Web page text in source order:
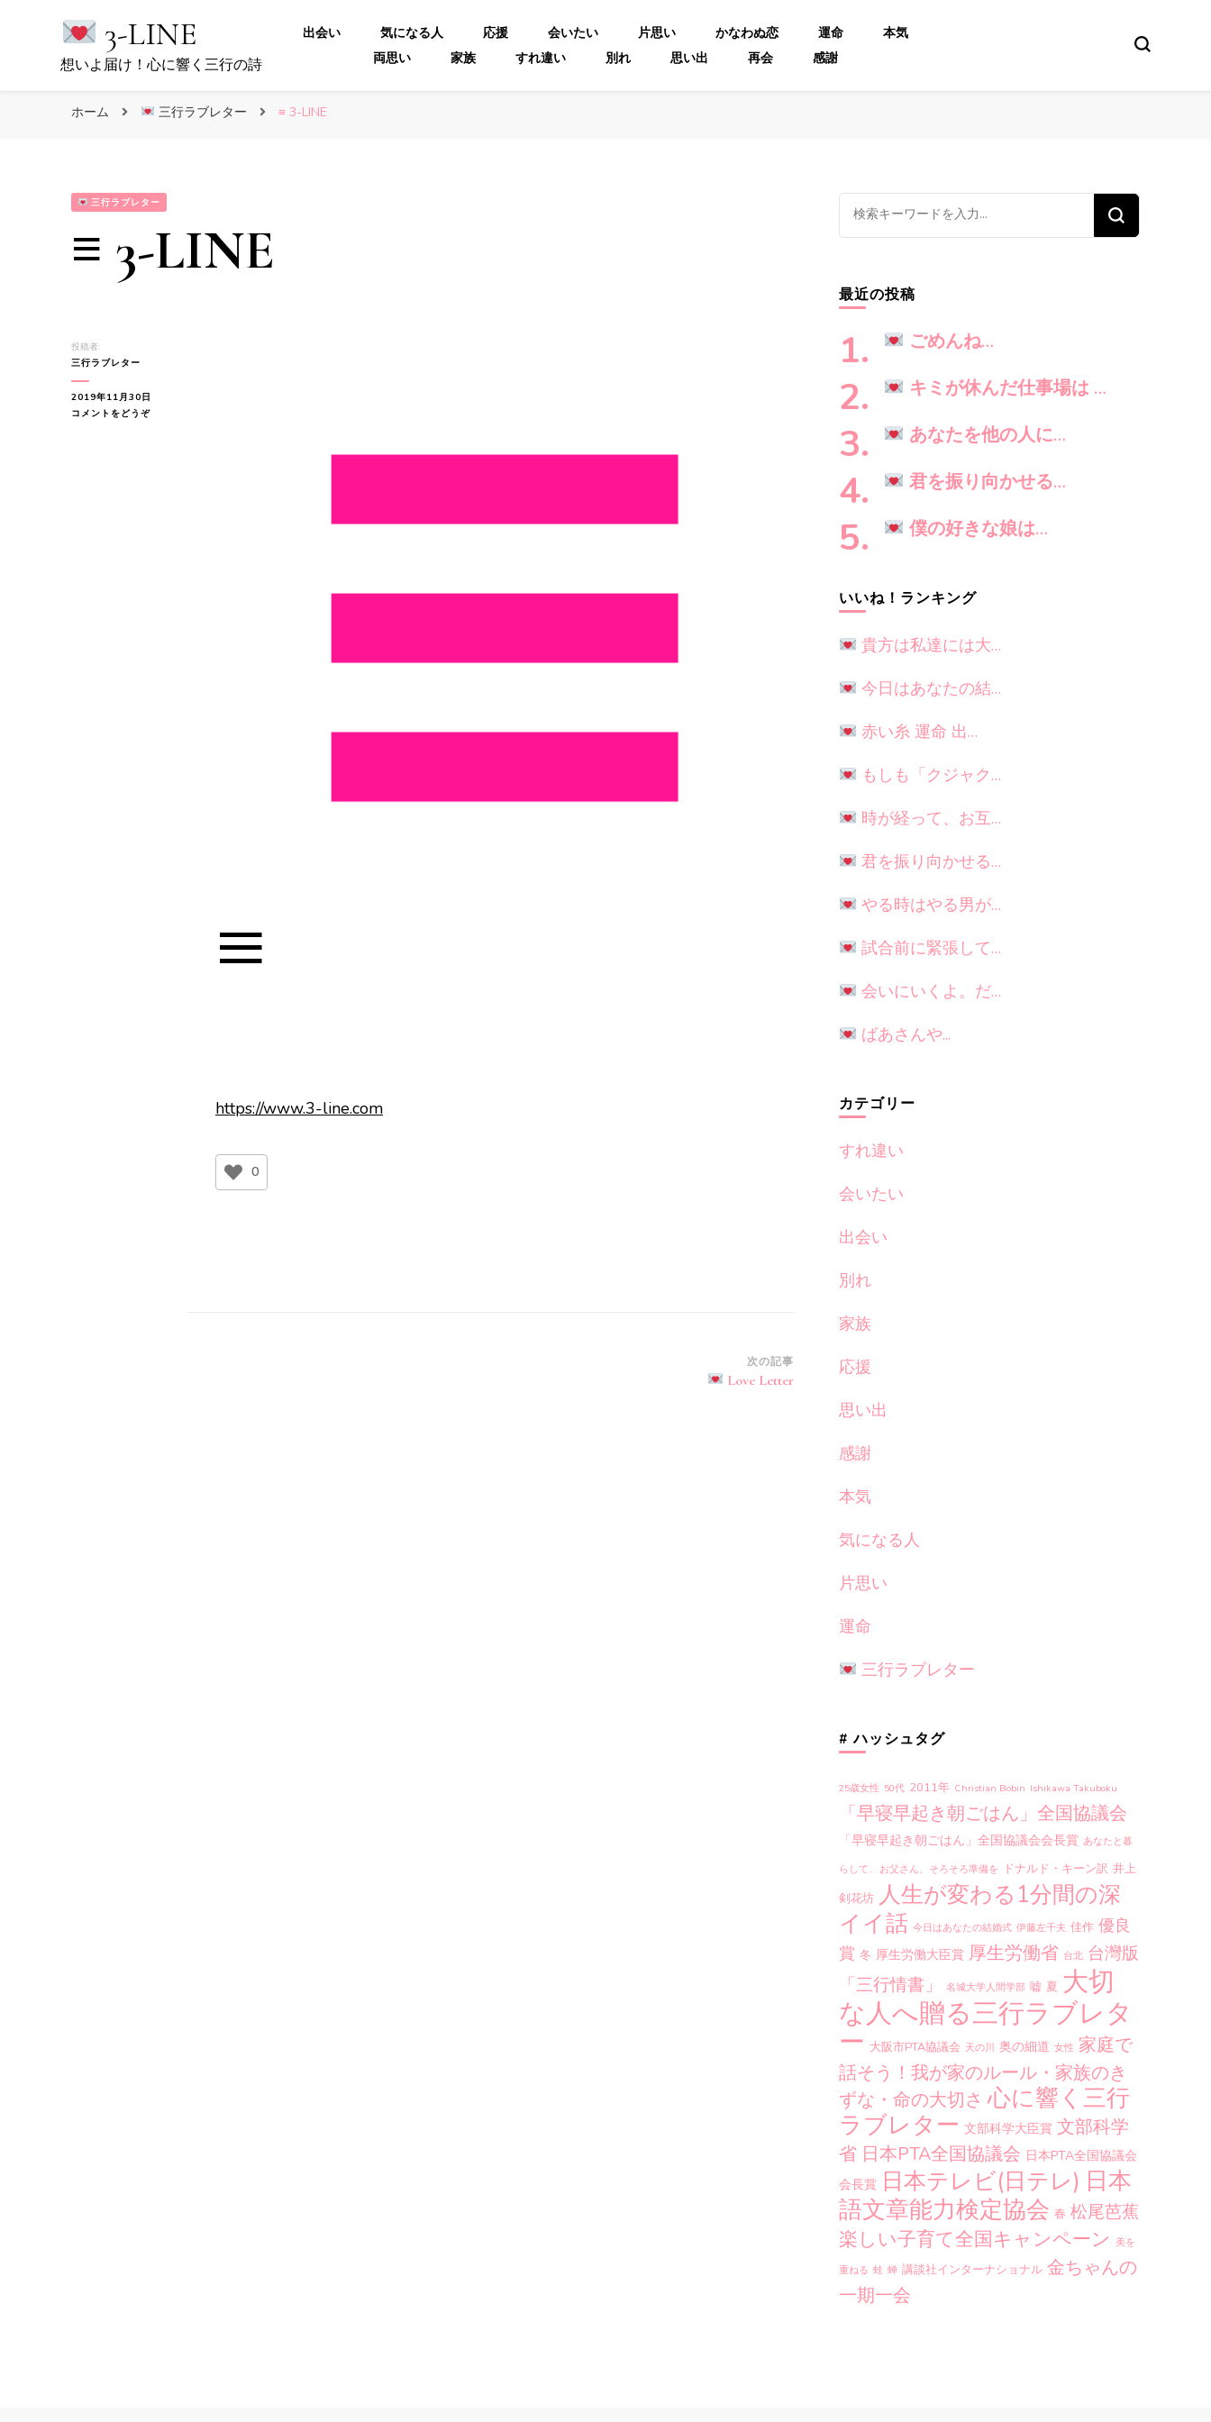
3-LINE
想いよ届け！心に響く三行の詩
出会い 気になる人 応援 会いたい 片思い かなわぬ恋 運命
本気
両思い
家族 すれ違い 別れ 思い出 再会 感謝
ホーム 三行ラブレター ≡ 3-LINE
三行ラブレター
≡ 3-LINE
投稿者:
三行ラブレター
2019年11月30日
コメントをどうぞ(≡
≡
https://www.3-line.com
0
次の記事
Love Letter
な
に
お
探
し
で
す
か
?
最近の投稿
ごめんね…
キミが休んだ仕事場は …
あなたを他の人に…
君を振り向かせる…
僕の好きな娘は…
いいね！ランキング
貴方は私達には大…
今日はあなたの結…
赤い糸 運命 出…
もしも「クジャク…
時が経って、お互…
君を振り向かせる…
やる時はやる男が…
試合前に緊張して…
会いにいくよ。だ…
ばあさんや...
カテゴリー
すれ違い
会いたい
出会い
別れ
家族
応援
思い出
感謝
本気
気になる人
片思い
運命
三行ラブレター
# ハッシュタグ
25歳女性 50代 2011年 Christian Bobin Ishikawa Takuboku
「早寝早起き朝ごはん」全国協議会
「早寝早起き朝ごはん」全国協議会会長賞 あなたと暮
らして… お父さん、そろそろ準備を ドナルド・キーン訳 井上
剣花坊 人生が変わる1分間の深
イイ話 今日はあなたの結婚式 伊藤左千夫 佳作 優良
賞 冬 厚生労働大臣賞 厚生労働省 台北 台灣版
「三行情書」
名城大学人間学部 嘘 夏 大切
な人へ贈る三行ラブレタ
ー 大阪市PTA協議会 天の川 奥の細道 女性 家庭で
話そう！我が家のルール・家族のき
ずな・命の大切さ 心に響く三行
ラブレター 文部科学大臣賞 文部科学
省 日本PTA全国協議会 日本PTA全国協議会
会長賞 日本テレビ(日テレ) 日本
語文章能力検定協会 春 松尾芭蕉
楽しい子育て全国キャンペーン 美を
重ねる 蛙 蝉 講談社インターナショナル 金ちゃんの
一期一会